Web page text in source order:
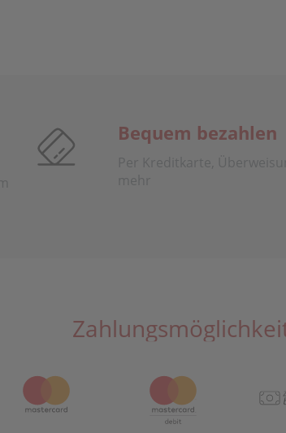
Bequem bezahlen
Per Kreditkarte,
mehr